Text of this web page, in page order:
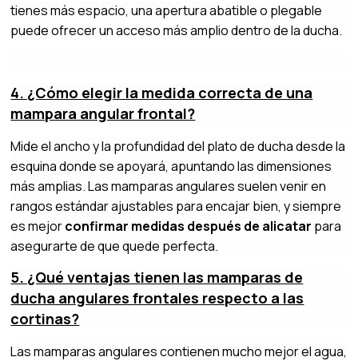
tienes más espacio, una apertura abatible o plegable
puede ofrecer un acceso más amplio dentro de la ducha.
4. ¿Cómo elegir la medida correcta de una
mampara angular frontal?
Mide el ancho y la profundidad del plato de ducha desde la
esquina donde se apoyará, apuntando las dimensiones
más amplias. Las mamparas angulares suelen venir en
rangos estándar ajustables para encajar bien, y siempre
es mejorconfirmar medidas después de alicatar para
asegurarte de que quede perfecta.
5. ¿Qué ventajas tienen las mamparas de
ducha angulares frontales respecto a las
cortinas?
Las mamparas angulares contienen mucho mejor el agua,